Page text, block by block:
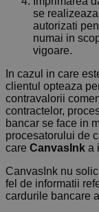
se
autorizati
numai in
vigoare.
In cazul in care
clientul opteaza
contravalorii
contractelor,
bancar se face in
procesatorului de
care CanvasInk a
CanvasInk nu
fel de informatii
cardurile bancare